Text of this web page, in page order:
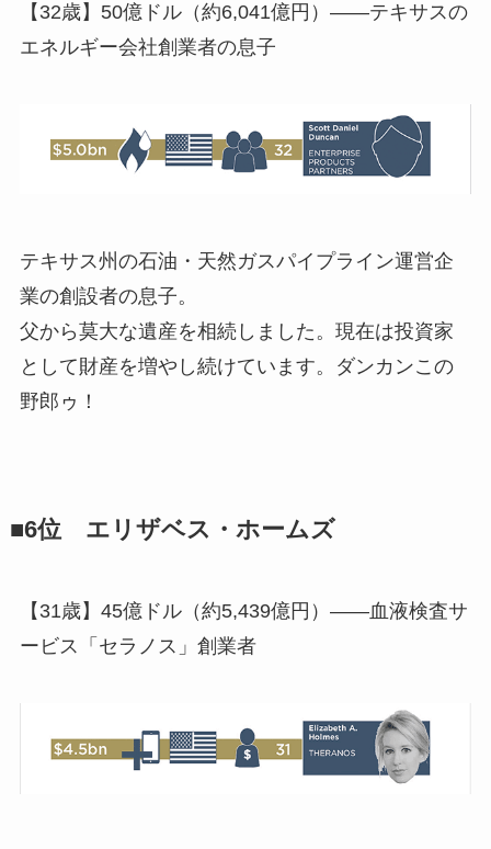
【32歳】50億ドル（約6,041億円）――テキサスの
エネルギー会社創業者の息子
テキサス州の石油・天然ガスパイプライン運営企
業の創設者の息子。
父から莫大な遺産を相続しました。現在は投資家
として財産を増やし続けています。ダンカンこの
野郎ゥ！
■6位 エリザベス・ホームズ
【31歳】45億ドル（約5,439億円）――血液検査サ
ービス「セラノス」創業者